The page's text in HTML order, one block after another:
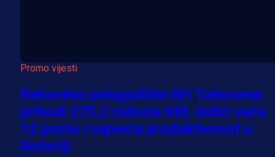
Promo vijesti
Rekordno polugodište BH Telecoma:
prihodi 275,2 miliona KM, dobit veća
12 posto i najveća produktivnost u
historiji